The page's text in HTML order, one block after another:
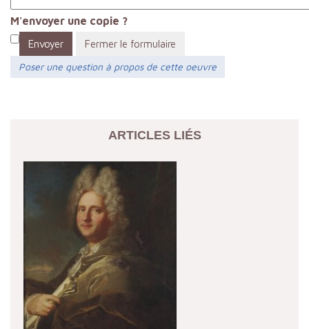
M'envoyer une copie ?
Envoyer
Fermer le formulaire
Poser une question à propos de cette oeuvre
ARTICLES LIÉS